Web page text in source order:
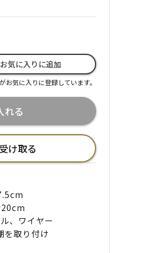
お気に入りに追加
お気に入りに登録しています。
れる
け取る
、ワイヤー
を取り付け